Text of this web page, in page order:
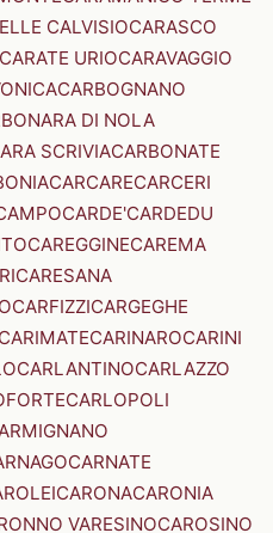
CALVISIOCARASCO
CARATE URIOCARAVAGGIO
CARBOGNANO
DI NOLA
SCRIVIACARBONATE
CARCARECARCERI
CARDE'CARDEDU
CAREGGINECAREMA
CARESANA
CARFIZZICARGEGHE
CARIMATECARINAROCARINI
CARLANTINOCARLAZZO
CARLOPOLI
CARNATE
CARONACARONIA
VARESINOCAROSINO